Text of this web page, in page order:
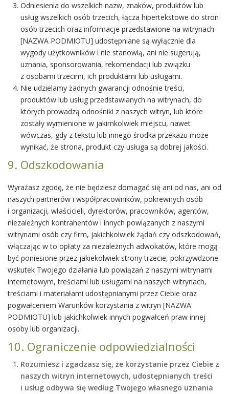
Odniesienia do wszelkich nazw, znaków, produktów lub
usług wszelkich osób trzecich, łącza hipertekstowe do stron
osób trzecich oraz informacje przedstawione na witrynach
[NAZWA PODMIOTU] udostępniane są wyłącznie dla
wygody użytkowników i nie stanowią, ani nie sugerują,
uznania, sponsorowania, rekomendacji lub związku
z osobami trzecimi, ich produktami lub usługami.
Nie udzielamy żadnych gwarancji odnośnie treści,
produktów lub usług przedstawianych na witrynach, do
których prowadzą odnośniki z naszych witryn, lub które
zostały wymienione w jakimkolwiek miejscu, nawet
wówczas, gdy z tekstu lub innego środka przekazu może
wynikać, że strona, produkt czy usługa są dobrej jakości.
9. Odszkodowania
Wyrażasz zgodę, że nie będziesz domagać się ani od nas, ani od
naszych partnerów i współpracowników, pokrewnych osób
i organizacji, właścicieli, dyrektorów, pracowników, agentów,
niezależnych kontrahentów i innych powiązanych z naszymi
witrynami osób czy firm, jakichkolwiek żądań czy odszkodowań,
włączając w to opłaty za niezależnych adwokatów, które mogą
być poniesione przez jakiekolwiek strony trzecie, pokrzywdzone
wskutek Twojego działania lub powiązań z naszymi witrynami
internetowym, treściami lub usługami na naszych witrynach,
treściami i materiałami udostępnianymi przez Ciebie oraz
pogwałceniem Warunków korzystania z witryn [NAZWA
PODMIOTU] lub jakichkolwiek innych pogwałceń praw innej
osoby lub organizacji.
10. Ograniczenie odpowiedzialności
Rozumiesz i zgadzasz się, że korzystanie przez Ciebie z
naszych witryn internetowych, udostępnianych treści
i usług odbywa się według Twojego własnego uznania